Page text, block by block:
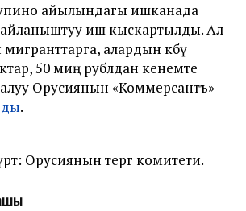
айылындагы ишканада
байланыштуу иш кыскартылды. Ал
алардын көбү
50 миң рублдан кенемте
Орусиянын «Коммерсантъ»
.
Орусиянын тергөө комитети.